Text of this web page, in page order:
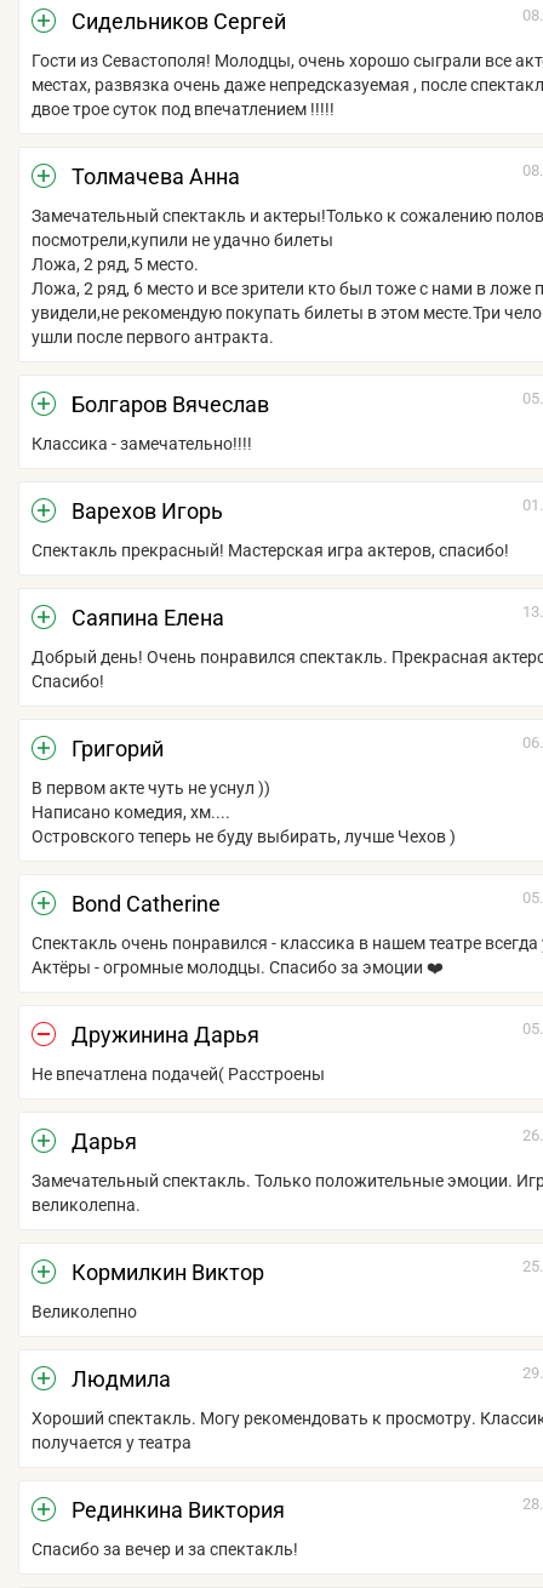
Сидельников Сергей
Гости из Севастополя! Молодцы, очень хорошо сыграли все
местах, развязка очень даже непредсказуемая , после
двое трое суток под впечатлением !!!!!
Толмачева Анна
Замечательный спектакль и актеры!Только к сожалению
посмотрели,купили не удачно билеты
Ложа, 2 ряд, 5 место.
Ложа, 2 ряд, 6 место и все зрители кто был тоже с нами в ложе
увидели,не рекомендую покупать билеты в этом месте.Три
ушли после первого антракта.
Болгаров Вячеслав
Классика - замечательно!!!!
Варехов Игорь
Спектакль прекрасный! Мастерская игра актеров, спасибо!
Саяпина Елена
Добрый день! Очень понравился спектакль. Прекрасная
Спасибо!
Григорий
В первом акте чуть не уснул ))
Написано комедия, хм....
Островского теперь не буду выбирать, лучше Чехов )
Bond Catherine
Спектакль очень понравился - классика в нашем театре всегда
Актёры - огромные молодцы. Спасибо за эмоции ❤️
Дружинина Дарья
Не впечатлена подачей( Расстроены
Дарья
Замечательный спектакль. Только положительные эмоции.
великолепна.
Кормилкин Виктор
Великолепно
Людмила
Хороший спектакль. Могу рекомендовать к просмотру.
получается у театра
Рединкина Виктория
Спасибо за вечер и за спектакль!